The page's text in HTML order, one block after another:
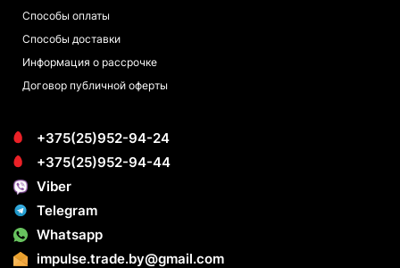
Способы оплаты
Способы доставки
Информация о рассрочке
Договор публичной оферты
+375(25)952-94-24
+375(25)952-94-44
Viber
Telegram
Whatsapp
impulse.trade.by@gmail.com